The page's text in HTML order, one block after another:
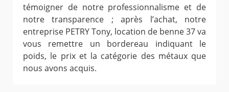
témoigner de notre professionnalisme et de
notre transparence ; après l’achat, notre
entreprise PETRY Tony, location de benne 37 va
vous remettre un bordereau indiquant le
poids, le prix et la catégorie des métaux que
nous avons acquis.